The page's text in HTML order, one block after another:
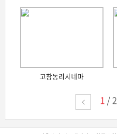
고창동리시네마
1 /2